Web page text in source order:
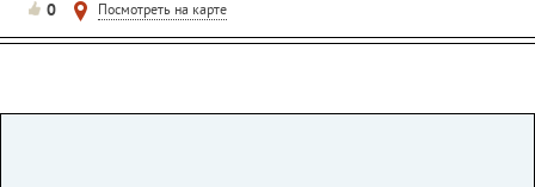
0 Посмотреть на карте